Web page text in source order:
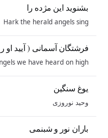
بشنوید این مژده را
Hark the herald angels sing
فرشتگان آسمانی ( آیید او
we have heard on high
یوغ سنگین
وحید نوروزی
باران نور و شبنمی